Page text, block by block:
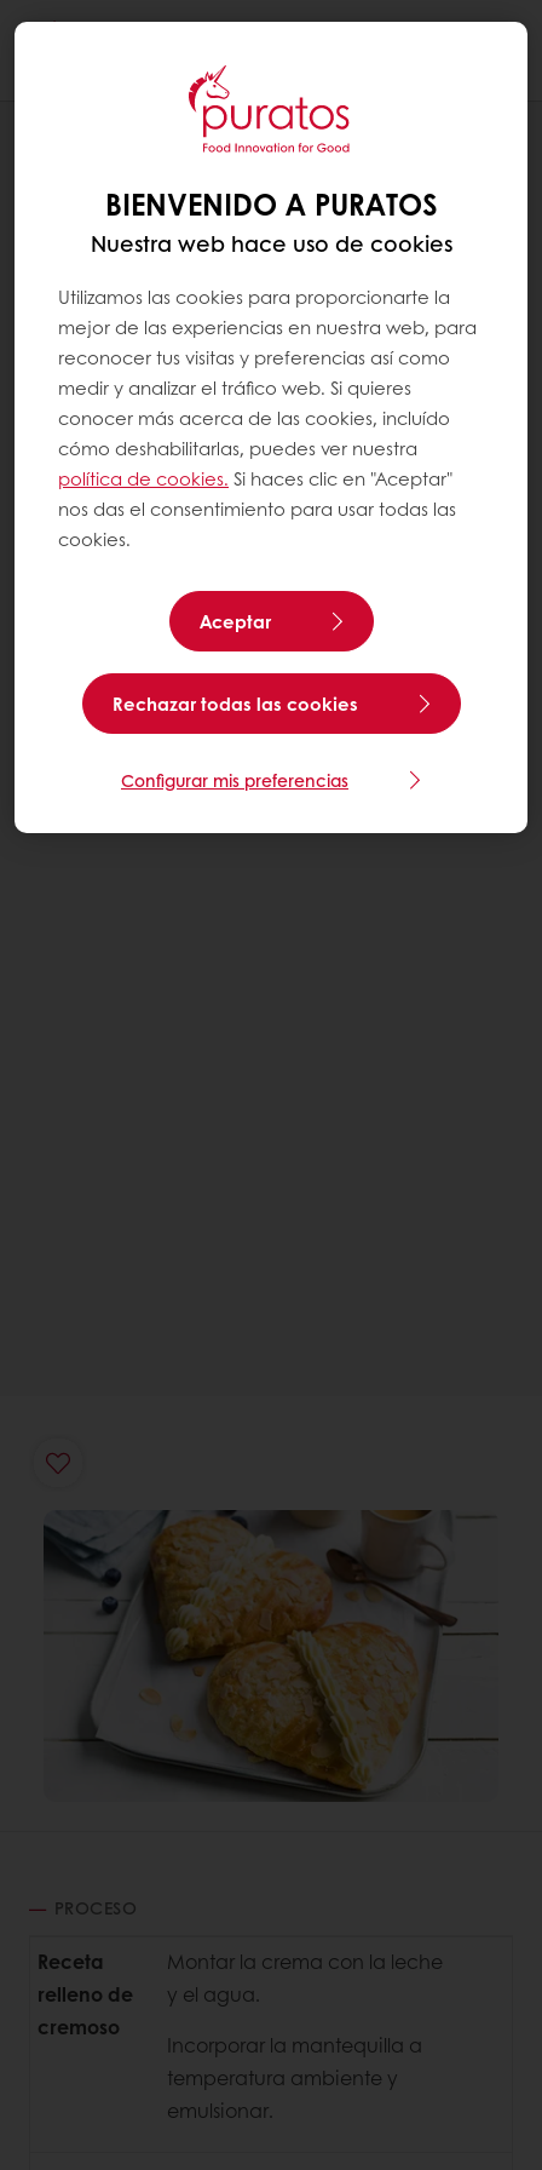
PROCESO
Receta
relleno de
cremoso
Montar la crema con la leche
y el agua.
Incorporar la mantequilla a
temperatura ambiente y
emulsionar.
BIENVENIDO A PURATOS
Nuestra web hace uso de cookies
Utilizamos las cookies para proporcionarte la
mejor de las experiencias en nuestra web, para
reconocer tus visitas y preferencias así como
medir y analizar el tráfico web. Si quieres
conocer más acerca de las cookies, incluído
cómo deshabilitarlas, puedes ver nuestra
política de cookies. Si haces clic en "Aceptar"
nos das el consentimiento para usar todas las
cookies.
Aceptar
Rechazar todas las cookies
Configurar mis preferencias